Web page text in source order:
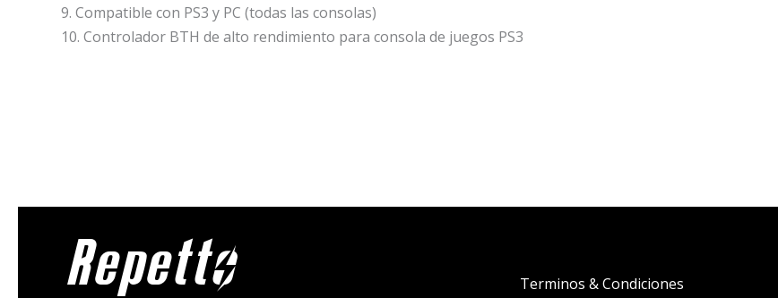
9. Compatible con PS3 y PC (todas las consolas)
10. Controlador BTH de alto rendimiento para consola de juegos PS3
Repetto Terminos & Condiciones